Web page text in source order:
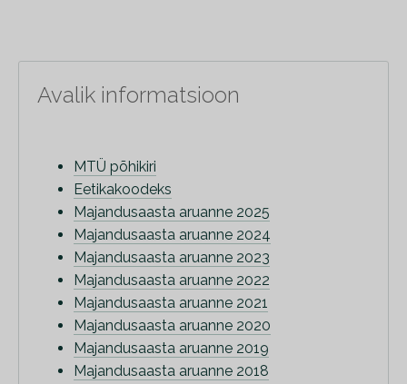
Avalik informatsioon
MTÜ põhikiri
Eetikakoodeks
Majandusaasta aruanne 2025
Majandusaasta aruanne 2024
Majandusaasta aruanne 2023
Majandusaasta aruanne 2022
Majandusaasta aruanne 2021
Majandusaasta aruanne 2020
Majandusaasta aruanne 2019
Majandusaasta aruanne 2018